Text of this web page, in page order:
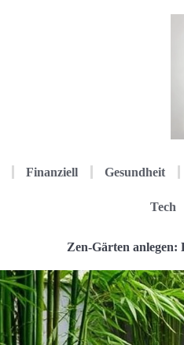
Finanziell Gesundheit
Tech
Zen-Gärten anlegen: